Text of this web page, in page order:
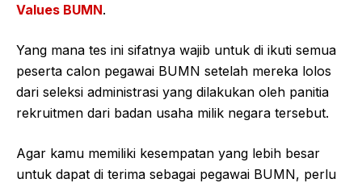
Values BUMN.
Yang mana tes ini sifatnya wajib untuk di ikuti semua
peserta calon pegawai BUMN setelah mereka lolos
dari seleksi administrasi yang dilakukan oleh panitia
rekruitmen dari badan usaha milik negara tersebut.
Agar kamu memiliki kesempatan yang lebih besar
untuk dapat di terima sebagai pegawai BUMN, perlu